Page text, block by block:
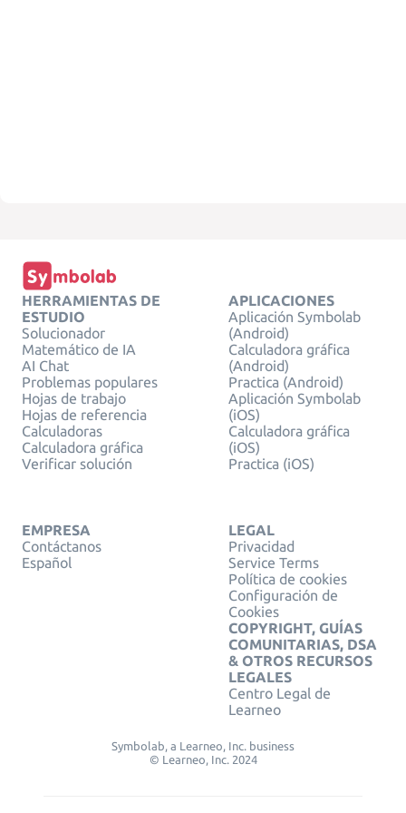
HERRAMIENTAS DE
ESTUDIO
Solucionador
Matemático de IA
AI Chat
Problemas populares
Hojas de trabajo
Hojas de referencia
Calculadoras
Calculadora gráfica
Verificar solución
APLICACIONES
Aplicación Symbolab
(Android)
Calculadora gráfica
(Android)
Practica (Android)
Aplicación Symbolab
(iOS)
Calculadora gráfica
(iOS)
Practica (iOS)
EMPRESA
Contáctanos
Español
LEGAL
Privacidad
Service Terms
Política de cookies
Configuración de
Cookies
COPYRIGHT, GUÍAS
COMUNITARIAS, DSA
& OTROS RECURSOS
LEGALES
Centro Legal de
Learneo
Symbolab, a Learneo, Inc. business
© Learneo, Inc. 2024